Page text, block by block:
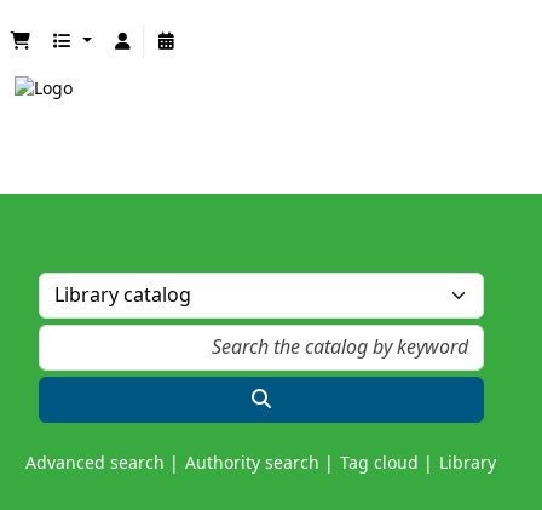
Advanced search Authority search Tag cloud Library